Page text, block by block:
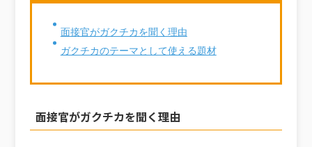
面接官がガクチカを聞く理由
ガクチカのテーマとして使える題材
面接官がガクチカを聞く理由